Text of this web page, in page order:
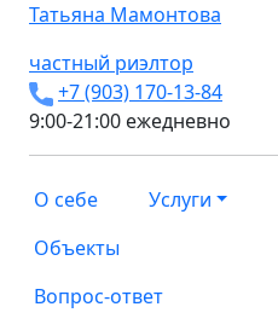
Татьяна Мамонтова
частный риэлтор
+7 (903) 170-13-84
9:00-21:00 ежедневно
О себе Услуги
Объекты
Вопрос-ответ